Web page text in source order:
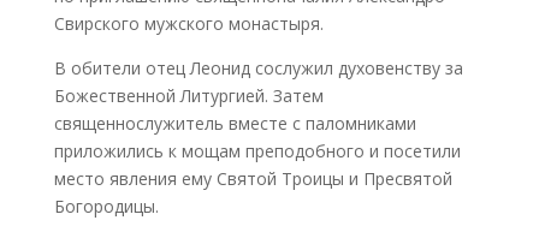
Свирского мужского монастыря.
В обители отец Леонид сослужил духовенству за
Божественной Литургией. Затем
священнослужитель вместе с паломниками
приложились к мощам преподобного и посетили
место явления ему Святой Троицы и Пресвятой
Богородицы.